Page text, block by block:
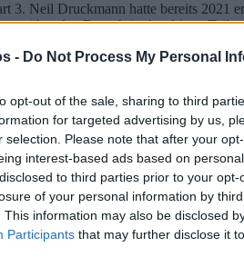
- Do Not Process My Personal
opt-out of the sale, sharing to third
for targeted advertising by us,
selection. Please note that after your
interest-based ads based on
to third parties prior to your
of your personal information by
This information may also be disclosed
Participants that may further disclose it
Neil Druckmann hatte bereits 2021
über den Fortschritt des dritten
The Last of Us Part 3 in
Capture gemeint ist, antwortet
und Aufzeichnung von
in Videospielen umgesetzt werden.
wird wie in The Last of Us Part